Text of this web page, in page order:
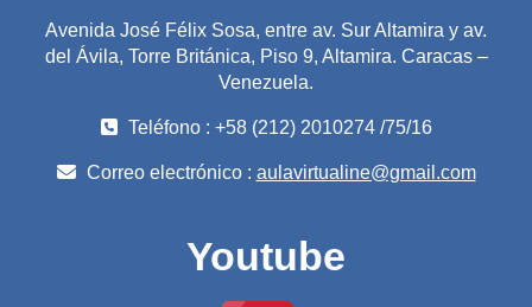
Avenida José Félix Sosa, entre av. Sur Altamira y av.
del Ávila, Torre Británica, Piso 9, Altamira. Caracas –
Venezuela.
Teléfono : +58 (212) 2010274 /75/16
Correo electrónico : aulavirtualine@gmail.com
Youtube